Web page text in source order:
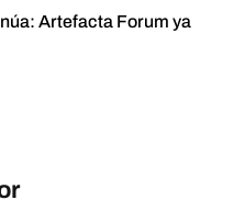
Artefacta Forum ya